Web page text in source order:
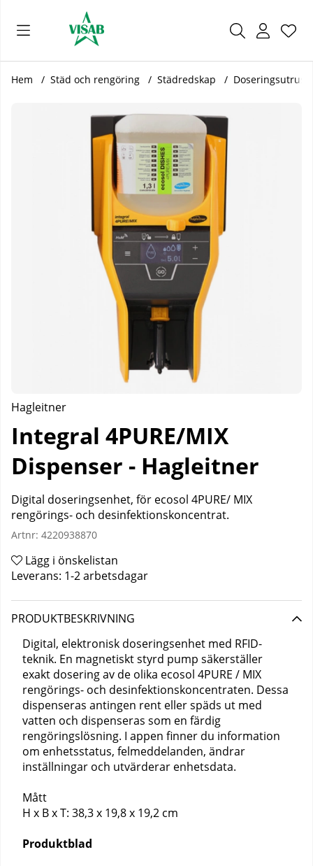
.
Hem Städ och rengöring Städredskap
Hagleitner
Integral 4PURE/MIX
Dispenser - Hagleitner
Digital doseringsenhet, för ecosol 4PURE/ MIX
rengörings- och desinfektionskoncentrat.
Artnr: 4220938870
Lägg i önskelistan
Leverans: 1-2 arbetsdagar
PRODUKTBESKRIVNING
Digital, elektronisk doseringsenhet med RFID-
teknik. En magnetiskt styrd pump säkerställer
exakt dosering av de olika ecosol 4PURE / MIX
rengörings- och desinfektionskoncentraten. Dessa
dispenseras antingen rent eller späds ut med
vatten och dispenseras som en färdig
rengöringslösning. I appen finner du information
om enhetsstatus, felmeddelanden, ändrar
inställningar och utvärderar enhetsdata.
Mått
H x B x T: 38,3 x 19,8 x 19,2 cm
Produktblad